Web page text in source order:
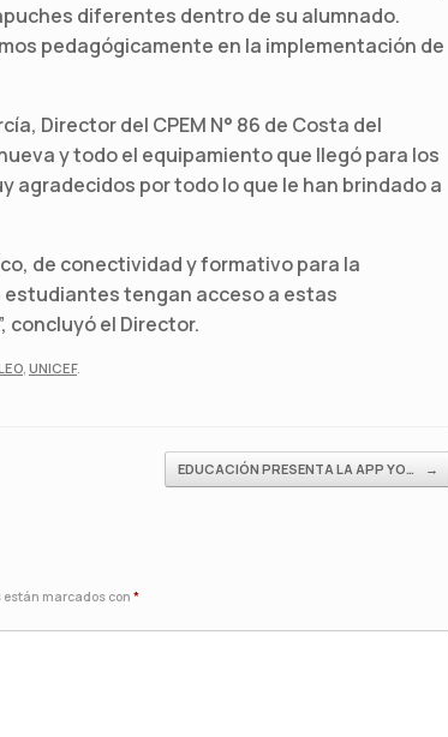
diferentes dentro de su alumnado.
pedagógicamente en la implementación de
Director del CPEM N° 86 de Costa del
y todo el equipamiento que llegó para los
agradecidos por todo lo que le han brindado a
de conectividad y formativo para la
estudiantes tengan acceso a estas
concluyó el Director.
, UNICEF.
EDUCACIÓN PRESENTA LA APP YO… →
están marcados con *